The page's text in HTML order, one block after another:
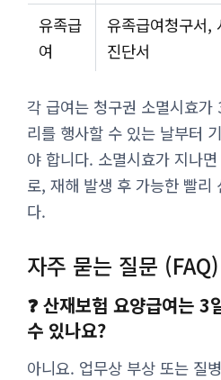
유족급
여
유족급여청구서,
진단서
각 급여는 청구권 소멸시효
리를 행사할 수 있는 날부터
야 합니다. 소멸시효가 지나
로, 재해 발생 후 가능한 빨리
다.
자주 묻는 질문 (FAQ)
❓ 산재보험 요양급여는 3
수 있나요?
아니요. 업무상 부상 또는 질